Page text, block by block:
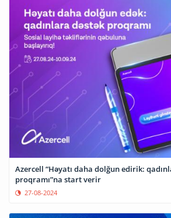
Azercell “Həyatı daha dolğun edirik:
proqramı”na start verir
27-08-2024